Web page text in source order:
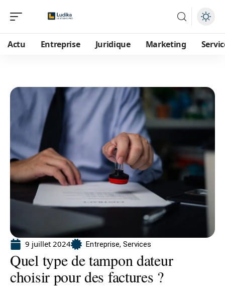
Actu Entreprise Juridique Marketing
9 juillet 2024 Entreprise, Services
Quel type de tampon dateur
choisir pour des factures ?